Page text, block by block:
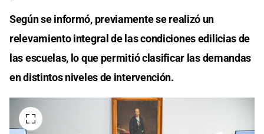
Según se informó, previamente se realizó un
relevamiento integral de las condiciones edilicias de
las escuelas, lo que permitió clasificar las demandas
en distintos niveles de intervención.